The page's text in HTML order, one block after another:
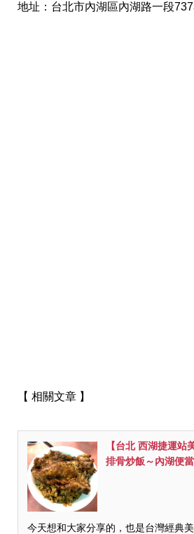
地址：台北市內湖區內湖路一段
【 相關文章 】
【台北 西湖捷運站
排骨炒飯～內湖便
今天想和大家分享的，也是台灣經典